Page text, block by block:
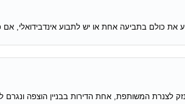
לצנרת המשותפת, אחת הדירות בבניין הוצפה